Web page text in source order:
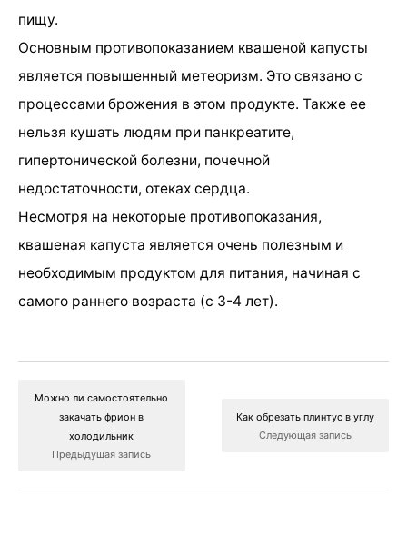
пищу.
Основным противопоказанием квашеной капусты
является повышенный метеоризм. Это связано с
процессами брожения в этом продукте. Также ее
нельзя кушать людям при панкреатите,
гипертонической болезни, почечной
недостаточности, отеках сердца.
Несмотря на некоторые противопоказания,
квашеная капуста является очень полезным и
необходимым продуктом для питания, начиная с
самого раннего возраста (с 3-4 лет).
Можно ли самостоятельно
закачать фрион в
холодильник
Предыдущая запись
Как обрезать плинтус в углу
Следующая запись